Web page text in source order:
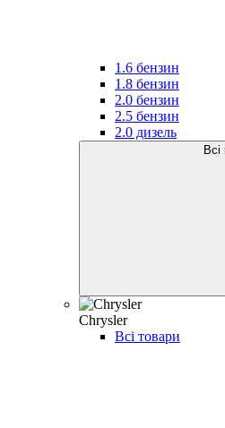
1.6 бензин
1.8 бензин
2.0 бензин
2.5 бензин
2.0 дизель
Всі
Chrysler
Всі товари